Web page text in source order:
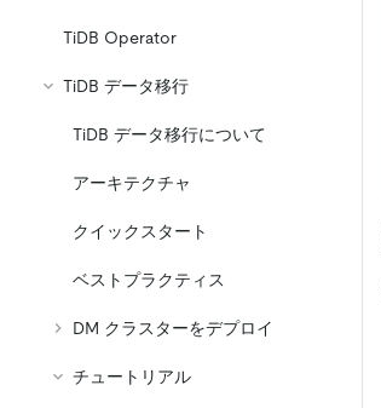
TiDB Operator
TiDB データ移行
TiDB データ移行について
アーキテクチャ
クイックスタート
ベストプラクティス
DM クラスターをデプロイ
チュートリアル